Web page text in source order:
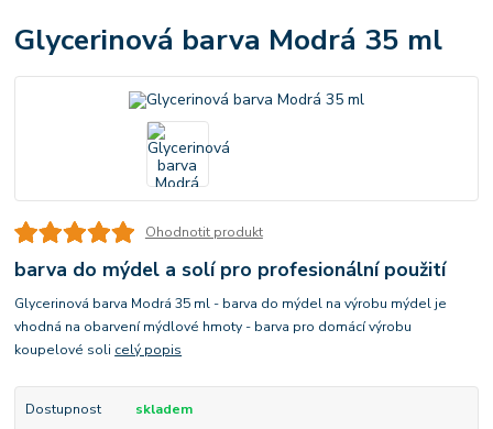
Glycerinová barva Modrá 35 ml
Ohodnotit produkt
barva do mýdel a solí pro profesionální použití
Glycerinová barva Modrá 35 ml - barva do mýdel na výrobu mýdel je
vhodná na obarvení mýdlové hmoty - barva pro domácí výrobu
koupelové soli celý popis
Dostupnost
skladem